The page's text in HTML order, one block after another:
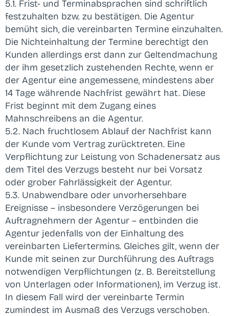
5.1. Frist- und Terminabsprachen sind schriftlich
festzuhalten bzw. zu bestätigen. Die Agentur
bemüht sich, die vereinbarten Termine einzuhalten.
Die Nichteinhaltung der Termine berechtigt den
Kunden allerdings erst dann zur Geltendmachung
der ihm gesetzlich zustehenden Rechte, wenn er
der Agentur eine angemessene, mindestens aber
14 Tage währende Nachfrist gewährt hat. Diese
Frist beginnt mit dem Zugang eines
Mahnschreibens an die Agentur.
5.2. Nach fruchtlosem Ablauf der Nachfrist kann
der Kunde vom Vertrag zurücktreten. Eine
Verpflichtung zur Leistung von Schadenersatz aus
dem Titel des Verzugs besteht nur bei Vorsatz
oder grober Fahrlässigkeit der Agentur.
5.3. Unabwendbare oder unvorhersehbare
Ereignisse – insbesondere Verzögerungen bei
Auftragnehmern der Agentur – entbinden die
Agentur jedenfalls von der Einhaltung des
vereinbarten Liefertermins. Gleiches gilt, wenn der
Kunde mit seinen zur Durchführung des Auftrags
notwendigen Verpflichtungen (z. B. Bereitstellung
von Unterlagen oder Informationen), im Verzug ist.
In diesem Fall wird der vereinbarte Termin
zumindest im Ausmaß des Verzugs verschoben.